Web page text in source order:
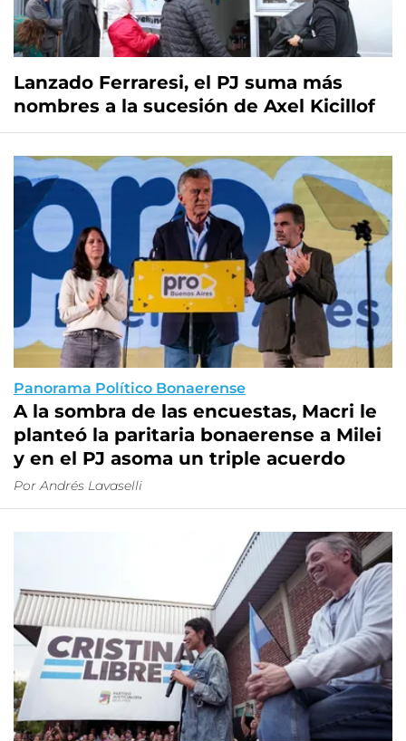
Lanzado Ferraresi, el PJ suma más
nombres a la sucesión de Axel Kicillof
Panorama Político Bonaerense
A la sombra de las encuestas, Macri le
planteó la paritaria bonaerense a Milei
y en el PJ asoma un triple acuerdo
Por Andrés Lavaselli